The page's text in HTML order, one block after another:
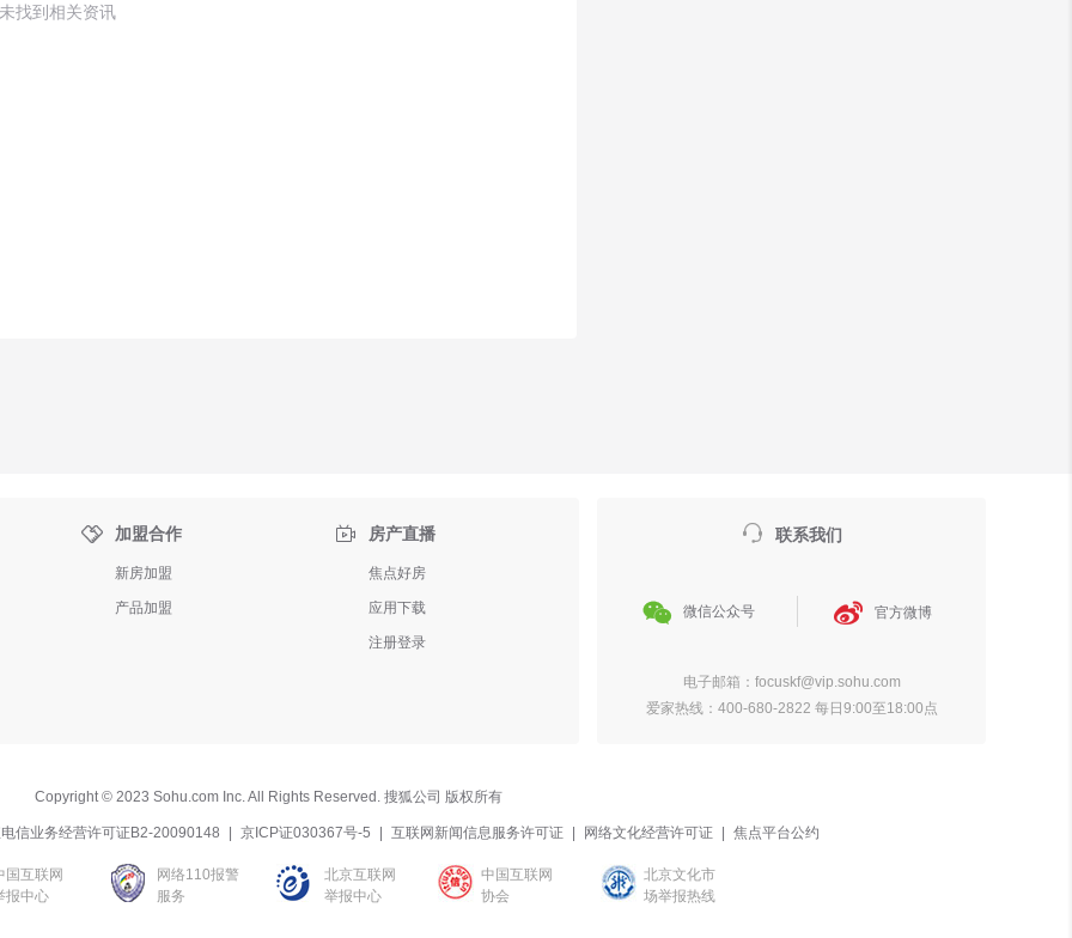
找到相关资讯
 加盟合作
新房加盟
产品加盟
 房产直播
焦点好房
应用下载
注册登录
 联系我们
 微信公众号  官方微博
电子邮箱：focuskf@vip.sohu.com
爱家热线：400-680-2822 每日9:00至18:00点
Copyright©2023 Sohu.com Inc. All Rights Reserved. 搜狐公司 版权所有
信业务经营许可证B2-20090148 京ICP证030367号-5 互联网新闻信息服务许可证 网络文化经营许可证 焦点平台公约
国互联网
报中心
网络110报警
服务
北京互联网
举报中心
中国互联网
协会
北京文化市
场举报热线